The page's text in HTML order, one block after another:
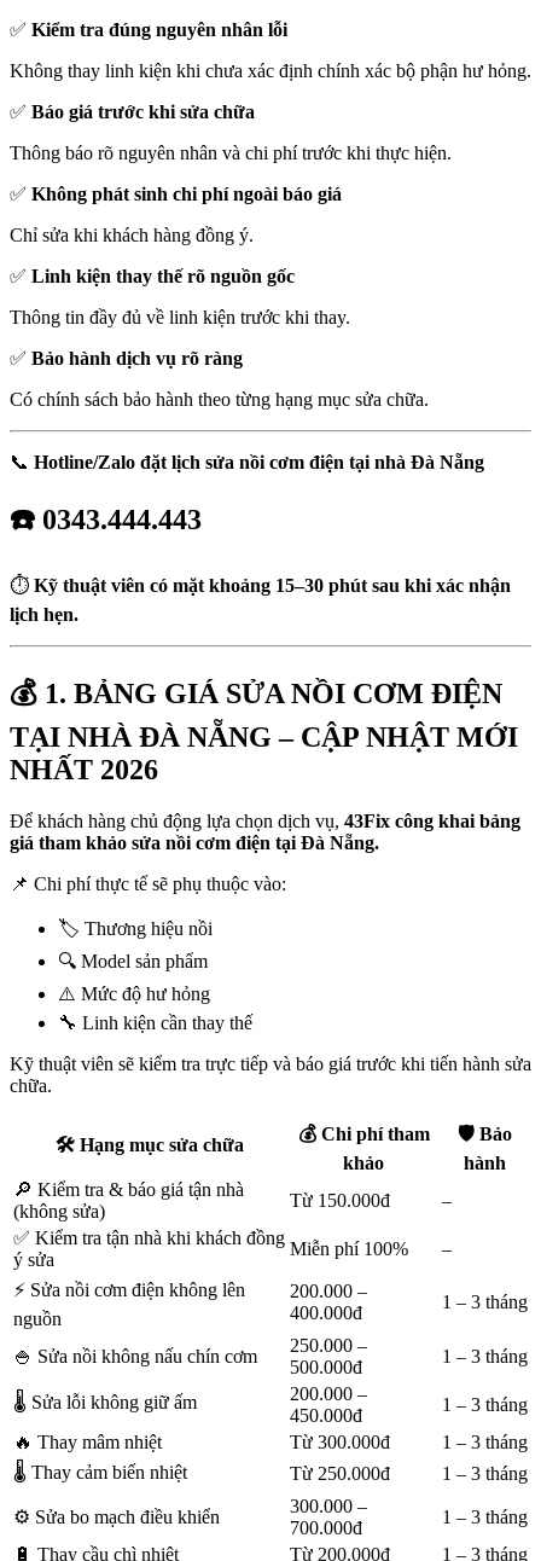
✅ Kiểm tra đúng nguyên nhân lỗi
Không thay linh kiện khi chưa xác định chính xác bộ phận hư hỏng.
✅ Báo giá trước khi sửa chữa
Thông báo rõ nguyên nhân và chi phí trước khi thực hiện.
✅ Không phát sinh chi phí ngoài báo giá
Chỉ sửa khi khách hàng đồng ý.
✅ Linh kiện thay thế rõ nguồn gốc
Thông tin đầy đủ về linh kiện trước khi thay.
✅ Bảo hành dịch vụ rõ ràng
Có chính sách bảo hành theo từng hạng mục sửa chữa.
📞 Hotline/Zalo đặt lịch sửa nồi cơm điện tại nhà Đà Nẵng
☎️ 0343.444.443
⏱️ Kỹ thuật viên có mặt khoảng 15–30 phút sau khi xác nhận
lịch hẹn.
💰 1. BẢNG GIÁ SỬA NỒI CƠM ĐIỆN
TẠI NHÀ ĐÀ NẴNG – CẬP NHẬT MỚI
NHẤT 2026
Để khách hàng chủ động lựa chọn dịch vụ, 43Fix công khai bảng
giá tham khảo sửa nồi cơm điện tại Đà Nẵng.
📌 Chi phí thực tế sẽ phụ thuộc vào:
🏷️ Thương hiệu nồi
🔍 Model sản phẩm
⚠️ Mức độ hư hỏng
🔧 Linh kiện cần thay thế
Kỹ thuật viên sẽ kiểm tra trực tiếp và báo giá trước khi tiến hành sửa
chữa.
🛠️ Hạng mục sửa chữa
💰 Chi phí tham
khảo
🛡️ Bảo
hành
🔎 Kiểm tra & báo giá tận nhà
(không sửa)
Từ 150.000đ
–
✅ Kiểm tra tận nhà khi khách đồng
ý sửa
Miễn phí 100%
–
⚡ Sửa nồi cơm điện không lên
nguồn
200.000 –
400.000đ
1 – 3 tháng
🍚 Sửa nồi không nấu chín cơm
250.000 –
500.000đ
1 – 3 tháng
🌡️ Sửa lỗi không giữ ấm
200.000 –
450.000đ
1 – 3 tháng
🔥 Thay mâm nhiệt
Từ 300.000đ
1 – 3 tháng
🌡️ Thay cảm biến nhiệt
Từ 250.000đ 1 – 3 tháng
⚙️ Sửa bo mạch điều khiển
300.000 –
700.000đ
1 – 3 tháng
🔋 Thay cầu chì nhiệt
Từ 200.000đ 1 – 3 tháng